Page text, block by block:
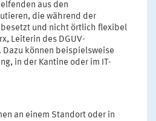
aus den
die während der
und nicht örtlich flexibel
Leiterin des DGUV-
können beispielsweise
in der Kantine oder im IT-
an einem Standort oder in